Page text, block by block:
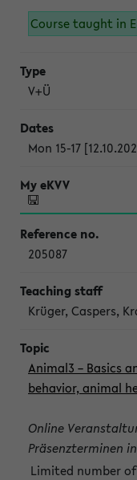
Course taught in
V+Ü
Mon 15-17
205087
Krüger, Caspers,
Animal3 – Basics
behavior, animal
Online
Präsenzterminen
Limited number